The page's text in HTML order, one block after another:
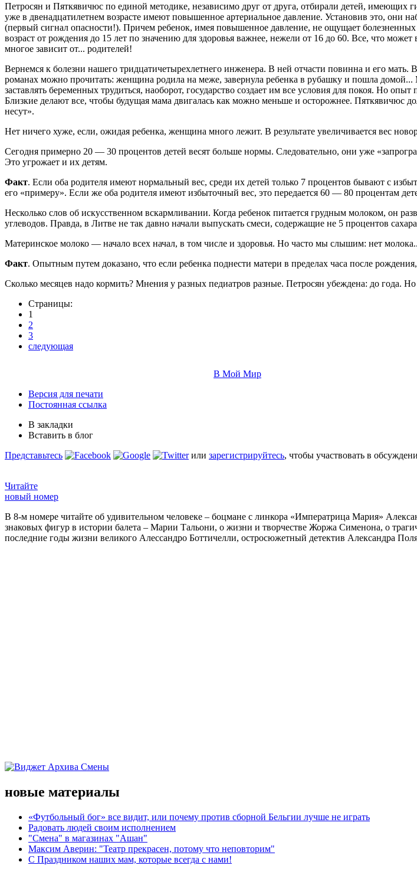
Петросян и Пяткявичюс по единой методике, независимо друг от друга, отбирали детей, имеющих
уже в двенадцатилетнем возрасте имеют повышенное артериальное давление. Установив это, они
(первый сигнал опасности!). Причем ребенок, имея повышенное давление, не ощущает
возраст от рождения до 15 лет по значению для здоровья важнее, нежели от 16 до 60. Все, что
многое зависит от... родителей!
Вернемся к болезни нашего тридцатичетырехлетнего инженера. В ней отчасти повинна и его
романах можно прочитать: женщина родила на меже, завернула ребенка в рубашку и пошла
заставлять беременных трудиться, наоборот, государство создает им все условия для покоя. Но
Близкие делают все, чтобы будущая мама двигалась как можно меньше и осторожнее. Пяткявичюс
несут».
Нет ничего хуже, если, ожидая ребенка, женщина много лежит. В результате увеличивается вес
Сегодня примерно 20 — 30 процентов детей весят больше нормы. Следовательно, они уже
Это угрожает и их детям.
Факт. Если оба родителя имеют нормальный вес, среди их детей только 7 процентов бывают с
его «примеру». Если же оба родителя имеют избыточный вес, это передается 60 — 80 процентам
Несколько слов об искусственном вскармливании. Когда ребенок питается грудным молоком, он
углеводов. Правда, в Литве не так давно начали выпускать смеси, содержащие не 5 процентов
Материнское молоко — начало всех начал, в том числе и здоровья. Но часто мы слышим: нет
Факт. Опытным путем доказано, что если ребенка поднести матери в пределах часа после
Сколько месяцев надо кормить? Мнения у разных педиатров разные. Петросян убеждена: до года.
Страницы:
1
2
3
следующая
В Мой Мир
Версия для печати
Постоянная ссылка
В закладки
Вставить в блог
Представьтесь
или зарегистрируйтесь, чтобы участвовать в
Читайте
новый номер
В 8-м номере читайте об удивительном человеке – боцмане с линкора «Императрица Мария»
знаковых фигур в истории балета – Марии Тальони, о жизни и творчестве Жоржа Сименона, о
последние годы жизни великого Алессандро Боттичелли, остросюжетный детектив Александра
новые материалы
«Футбольный бог» все видит, или почему против сборной Бельгии лучше не играть
Радовать людей своим исполнением
"Смена" в магазинах "Ашан"
Максим Аверин: "Театр прекрасен, потому что неповторим"
С Праздником наших мам, которые всегда с нами!